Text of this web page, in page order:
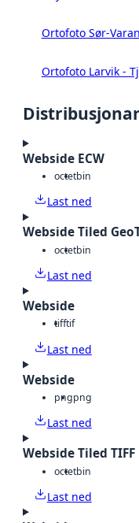
Ortofoto Sør-
Ortofoto Larvik -
Distribusjonar
Webside ECW
octetbin
Last ned
Webside Tiled
octetbin
Last ned
Webside
tifftif
Last ned
Webside
pngpng
Last ned
Webside Tiled TIFF
octetbin
Last ned